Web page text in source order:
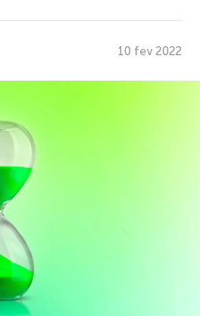
10 fev 2022